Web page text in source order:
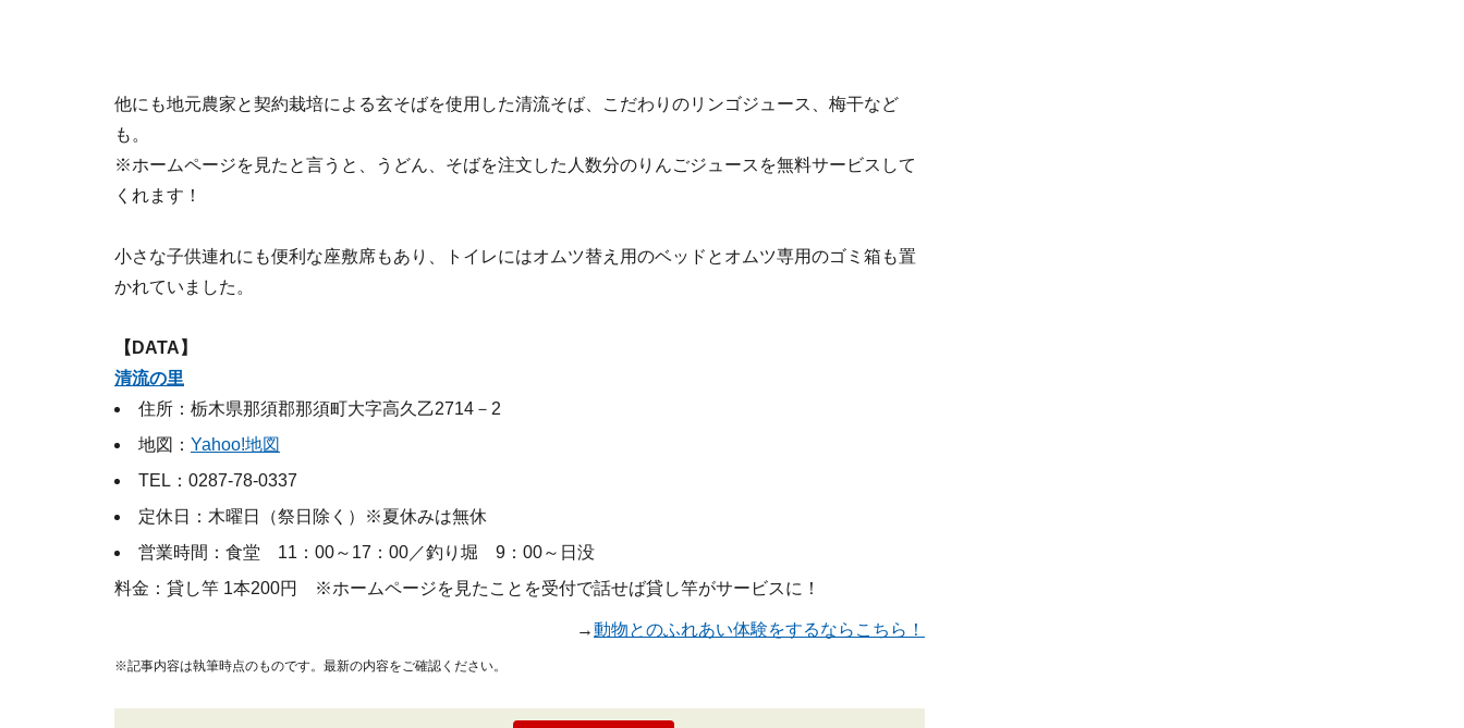
他にも地元農家と契約栽培による玄そばを使用した清流そば、こだわりのリンゴジュース、梅干など
も。
※ホームページを見たと言うと、うどん、そばを注文した人数分のりんごジュースを無料サービスして
くれます！
小さな子供連れにも便利な座敷席もあり、トイレにはオムツ替え用のベッドとオムツ専用のゴミ箱も置
かれていました。
【DATA】
清流の里
住所：栃木県那須郡那須町大字高久乙2714－2
地図： Yahoo!地図
TEL：0287-78-0337
定休日：木曜日（祭日除く）※夏休みは無休
営業時間：食堂 11：00～17：00／釣り堀 9：00～日没
料金：貸し竿 1本200円 ※ホームページを見たことを受付で話せば貸し竿がサービスに！
→動物とのふれあい体験をするならこちら！
※記事内容は執筆時点のものです。最新の内容をご確認ください。